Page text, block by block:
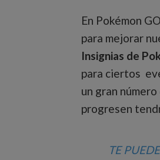
En Pokémon
para mejorar
Insignias de
para ciertos
un gran
progresen
TE